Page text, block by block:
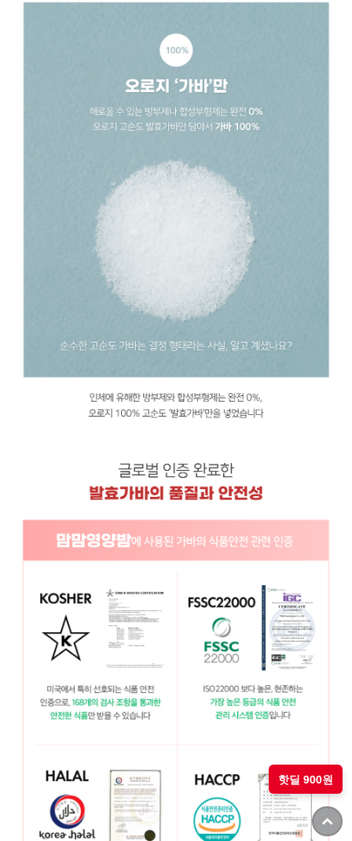
핫딜 900원